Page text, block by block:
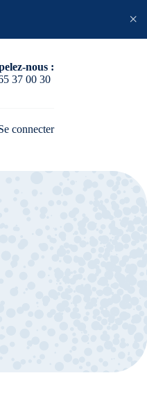
×
nous :
37 00 30
connecter